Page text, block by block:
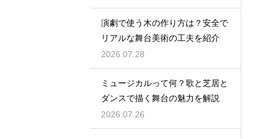
演劇で使う木の作り方は？安全で
リアルな舞台美術の工夫を紹介
2026.07.28
ミュージカルって何？歌と芝居と
ダンスで描く舞台の魅力を解説
2026.07.26